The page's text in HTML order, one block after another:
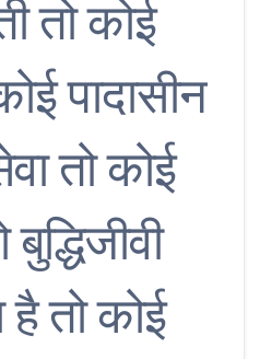
तो कोई
पादासीन
तो कोई
तो कोई